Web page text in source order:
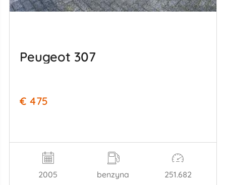
Peugeot 307
€ 475
2005 benzyna 251.682